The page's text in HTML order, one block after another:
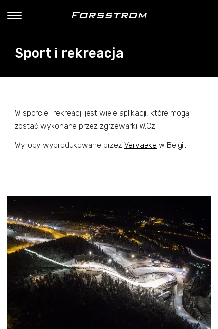
Sport i rekreacja
W sporcie i rekreacji jest wiele aplikacji, które mogą
zostać wykonane przez zgrzewarki W.Cz.
Wyroby wyprodukowane przez Vervaeke w Belgii.